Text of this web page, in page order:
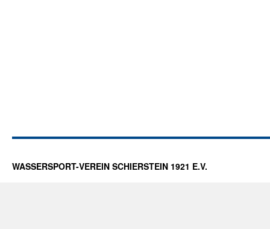
WASSERSPORT-VEREIN SCHIERSTEIN 1921 E.V.